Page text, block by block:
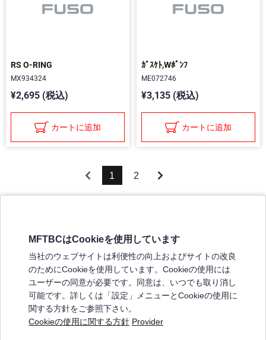
RS O-RING
MX934324
¥2,695 (税込)
カートに追加
ｶﾞｽｹﾄ,Wﾎﾟﾝﾌ
ME072746
¥3,135 (税込)
カートに追加
1 2
弊社の製品について
販売店リスト
よくある質問 / お問い合わせ
特定商取引法に基づく表記
MFTBCはCookieを使用しています
当社のウェブサイトは利便性の向上およびサイトの改良
のためにCookieを使用しています。Cookieの使用には
ユーザーの同意が必要です。同意は、いつでも取り消し
可能です。詳しくは「設定」メニューとCookieの使用に
関する方針をご参照下さい。
Cookieの使用に関する方針 Provider